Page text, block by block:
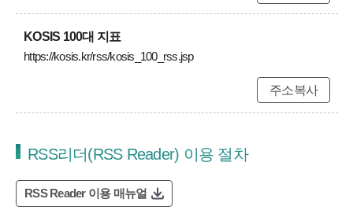
KOSIS 100대 지표
https://kosis.kr/rss/kosis_100_rss.jsp
주소복사
RSS리더(RSS Reader) 이용 절차
RSS Reader 이용 매뉴얼